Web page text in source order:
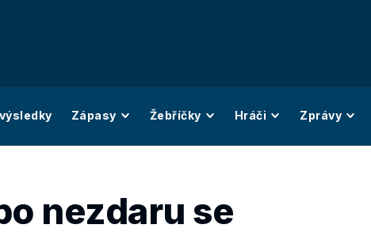
Zápasy Žebříčky Hráči Zprávy
nezdaru se